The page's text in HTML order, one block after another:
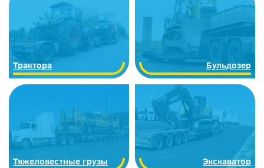
Трактора Бульдозер
Тяжеловестные грузы Экскаватор